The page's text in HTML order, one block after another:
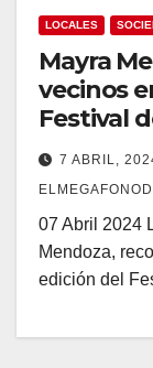
LOCALES
Mayra
vecinos
Festival
7 ABRIL,
07 Abril 2024
Mendoza,
edición del